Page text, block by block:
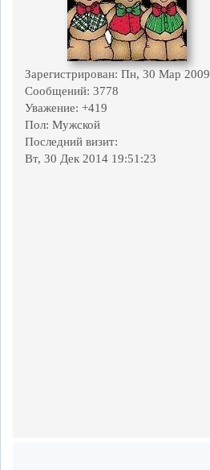
Зарегистрирован: Пн, 30 Мар 2009
Сообщений: 3778
Уважение: +419
Пол: Мужской
Последний визит:
Вт, 30 Дек 2014 19:51:23